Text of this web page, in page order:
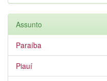
Assunto
Paraíba
Piauí